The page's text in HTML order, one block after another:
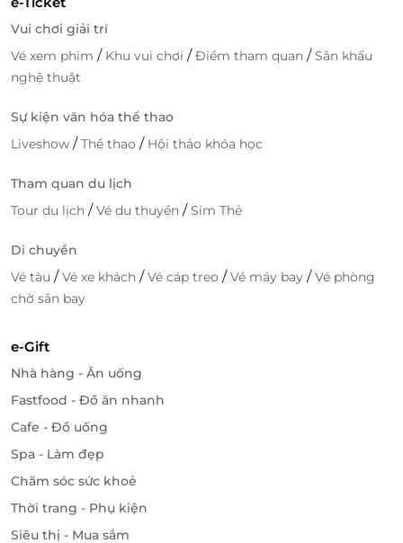
Vui chơi giải trí
Vé xem phim / Khu vui chơi /Điểm tham quan /Sân khấu
nghệ thuật
Sự kiện văn hóa thể thao
Liveshow /Thể thao / Hội thảo khóa học
Tham quan du lịch
Tour du lịch /Vé du thuyền /Sim Thẻ
Di chuyển
Vé tàu /Vé xe khách /Vé cáp treo /Vé máy bay /Vé phòng
chờ sân bay
e-Gift
Nhà hàng - Ăn uống
Fastfood - Đồ ăn nhanh
Cafe - Đồ uống
Spa - Làm đẹp
Chăm sóc sức khoẻ
Thời trang - Phụ kiện
Siêu thị - Mua sắm